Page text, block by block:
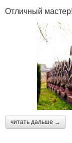
Отличный
читать дальше →